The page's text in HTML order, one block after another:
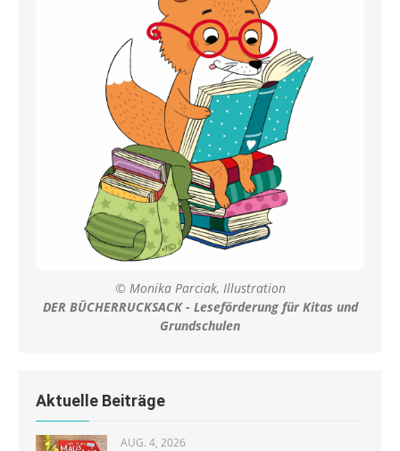
© Monika Parciak, Illustration
DER BÜCHERRUCKSACK - Leseförderung für Kitas und
Grundschulen
Aktuelle Beiträge
AUG. 4, 2026